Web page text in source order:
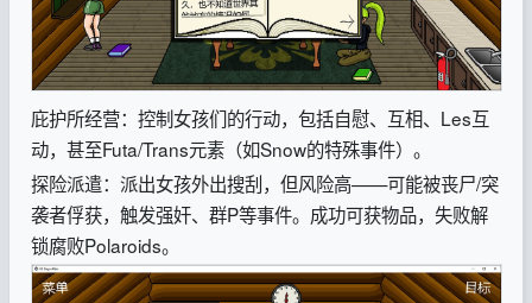
庇护所经营：控制女孩们的行动，包括自慰、互相、Les互
动，甚至Futa/Trans元素（如Snow的特殊事件）。
探险派遣：派出女孩外出搜刮，但风险高——可能被丧尸/突
袭者俘获，触发强奸、群P等事件。成功可获物品，失败解
锁腐败Polaroids。